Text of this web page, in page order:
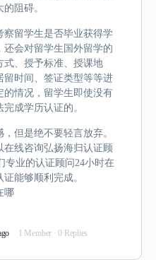
阻碍。
察留学生是否毕业获得学
还会对留学生国外留学的
式、授予标准、授课地
留时间、签证类型等等进
的情况，留学生即使没有
成学历认证的。
但是绝不要轻言放弃。
线咨询弘扬海归认证顾
专业的认证顾问24小时在
能够顺利完成。
哪
1 Member · 0 Replies